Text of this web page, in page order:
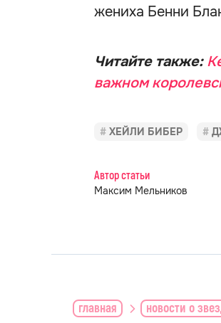
жениха Бенни
Читайте также:
важном
ХЕЙЛИ БИБЕР
Автор статьи
Максим Мельников
главная новости о